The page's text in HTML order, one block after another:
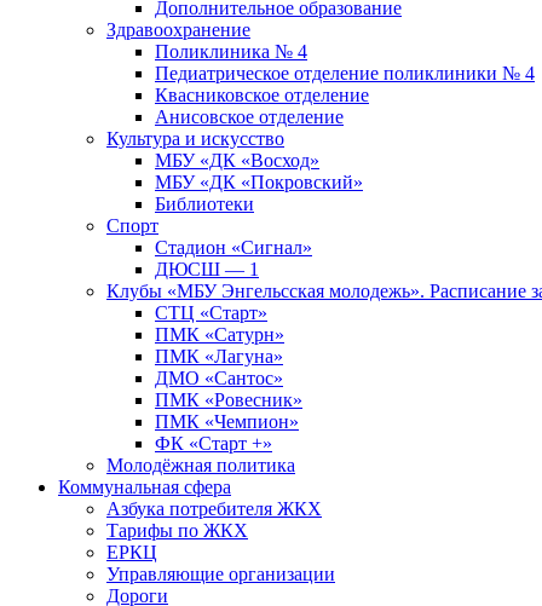
Дополнительное образование
Здравоохранение
Поликлиника № 4
Педиатрическое отделение поликлиники № 4
Квасниковское отделение
Анисовское отделение
Культура и искусство
МБУ «ДК «Восход»
МБУ «ДК «Покровский»
Библиотеки
Спорт
Стадион «Сигнал»
ДЮСШ — 1
Клубы «МБУ Энгельсская молодежь». Расписание
СТЦ «Старт»
ПМК «Сатурн»
ПМК «Лагуна»
ДМО «Сантос»
ПМК «Ровесник»
ПМК «Чемпион»
ФК «Старт +»
Молодёжная политика
Коммунальная сфера
Азбука потребителя ЖКХ
Тарифы по ЖКХ
ЕРКЦ
Управляющие организации
Дороги